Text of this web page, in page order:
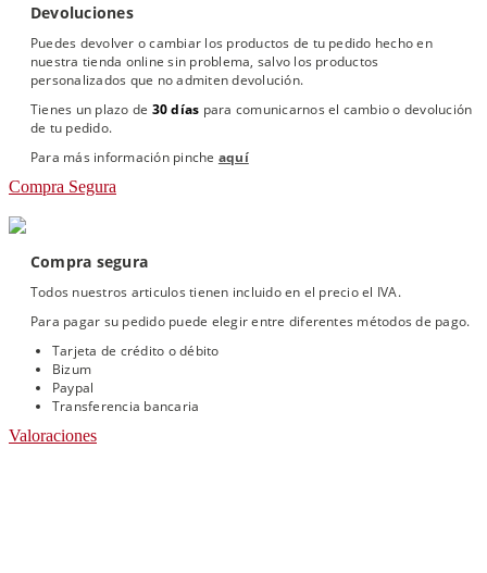
Devoluciones
Puedes devolver o cambiar los productos de tu pedido hecho en
nuestra tienda online sin problema, salvo los productos
personalizados que no admiten devolución.
Tienes un plazo de 30 días para comunicarnos el cambio o devolución
de tu pedido.
Para más información pinche aquí
Compra Segura
Compra segura
Todos nuestros articulos tienen incluido en el precio el IVA.
Para pagar su pedido puede elegir entre diferentes métodos de pago.
Tarjeta de crédito o débito
Bizum
Paypal
Transferencia bancaria
Valoraciones